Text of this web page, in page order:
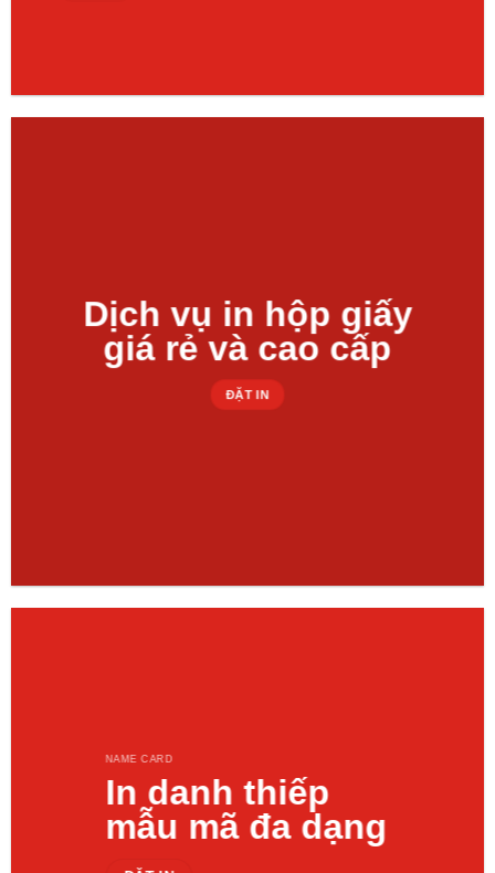
Dịch vụ in hộp giấy
giá rẻ và cao cấp
ĐẶT IN
NAME CARD
In danh thiếp
mẫu mã đa dạng